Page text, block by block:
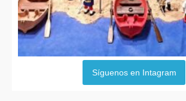
Síguenos en Intagram